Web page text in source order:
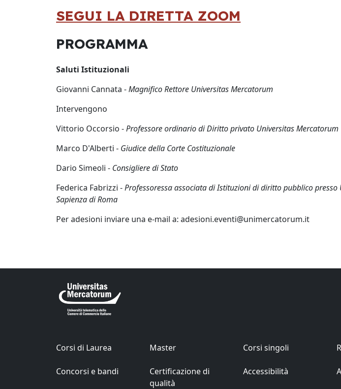
SEGUI LA DIRETTA ZOOM
PROGRAMMA
Saluti Istituzionali
Giovanni Cannata -Magnifico Rettore Universitas Mercatorum
Intervengono
Vittorio Occorsio -Professore ordinario di Diritto privato Universitas Mercatorum
Marco D'Alberti - Giudice della Corte Costituzionale
Dario Simeoli - Consigliere di Stato
Federica Fabrizzi -Professoressa associata di Istituzioni di diritto pubblico presso
Sapienza di Roma
Per adesioni inviare una e-mail a: adesioni.eventi@unimercatorum.it
Corsi di Laurea Master Corsi singoli
Concorsi e bandi
Certificazione di
qualità
Accessibilità